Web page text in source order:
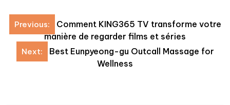
Post
navigation
Previous:
Comment KING365 TV transforme votre
manière de regarder films et séries
Next:
Best Eunpyeong-gu Outcall Massage for
Wellness